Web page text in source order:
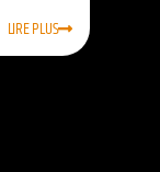
LIRE PLUS